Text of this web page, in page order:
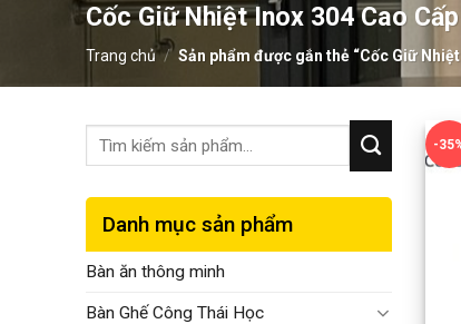
Cốc Giữ Nhiệt Inox 304 Cao Cấp
Trang chủ / Sản phẩm được gắn thẻ “Cốc Giữ
Danh mục sản phẩm
Bàn ăn thông minh
Bàn Ghế Công Thái Học
-